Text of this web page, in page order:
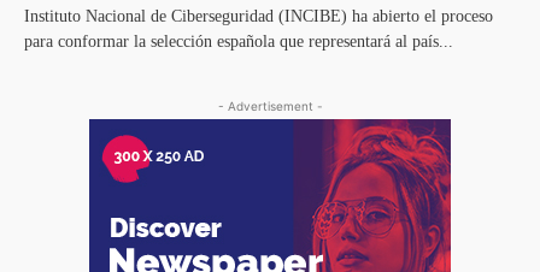
Instituto Nacional de Ciberseguridad (INCIBE) ha abierto el proceso
para conformar la selección española que representará al país...
- Advertisement -